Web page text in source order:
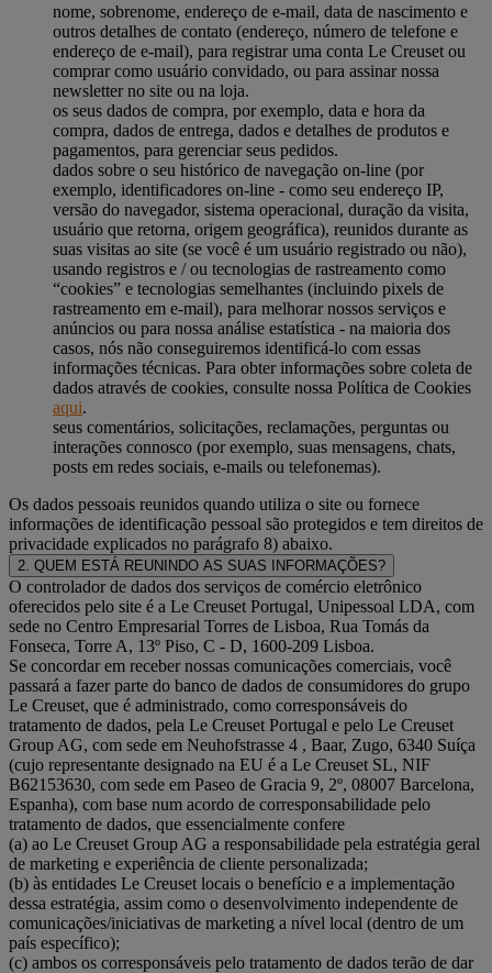
nome, sobrenome, endereço de e-mail, data de nascimento e
outros detalhes de contato (endereço, número de telefone e
endereço de e-mail), para registrar uma conta Le Creuset ou
comprar como usuário convidado, ou para assinar nossa
newsletter no site ou na loja.
os seus dados de compra, por exemplo, data e hora da
compra, dados de entrega, dados e detalhes de produtos e
pagamentos, para gerenciar seus pedidos.
dados sobre o seu histórico de navegação on-line (por
exemplo, identificadores on-line - como seu endereço IP,
versão do navegador, sistema operacional, duração da visita,
usuário que retorna, origem geográfica), reunidos durante as
suas visitas ao site (se você é um usuário registrado ou não),
usando registros e / ou tecnologias de rastreamento como
“cookies” e tecnologias semelhantes (incluindo pixels de
rastreamento em e-mail), para melhorar nossos serviços e
anúncios ou para nossa análise estatística - na maioria dos
casos, nós não conseguiremos identificá-lo com essas
informações técnicas. Para obter informações sobre coleta de
dados através de cookies, consulte nossa Política de Cookies
aqui.
seus comentários, solicitações, reclamações, perguntas ou
interações connosco (por exemplo, suas mensagens, chats,
posts em redes sociais, e-mails ou telefonemas).
Os dados pessoais reunidos quando utiliza o site ou fornece
informações de identificação pessoal são protegidos e tem direitos de
privacidade explicados no parágrafo 8) abaixo.
2. QUEM ESTÁ REUNINDO AS SUAS INFORMAÇÕES?
O controlador de dados dos serviços de comércio eletrônico
oferecidos pelo site é a Le Creuset Portugal, Unipessoal LDA, com
sede no Centro Empresarial Torres de Lisboa, Rua Tomás da
Fonseca, Torre A, 13º Piso, C - D, 1600-209 Lisboa.
Se concordar em receber nossas comunicações comerciais, você
passará a fazer parte do banco de dados de consumidores do grupo
Le Creuset, que é administrado, como corresponsáveis do
tratamento de dados, pela Le Creuset Portugal e pelo Le Creuset
Group AG, com sede em Neuhofstrasse 4 , Baar, Zugo, 6340 Suíça
(cujo representante designado na EU é a Le Creuset SL, NIF
B62153630, com sede em Paseo de Gracia 9, 2º, 08007 Barcelona,
Espanha), com base num acordo de corresponsabilidade pelo
tratamento de dados, que essencialmente confere
(a) ao Le Creuset Group AG a responsabilidade pela estratégia geral
de marketing e experiência de cliente personalizada;
(b) às entidades Le Creuset locais o benefício e a implementação
dessa estratégia, assim como o desenvolvimento independente de
comunicações/iniciativas de marketing a nível local (dentro de um
país específico);
(c) ambos os corresponsáveis pelo tratamento de dados terão de dar